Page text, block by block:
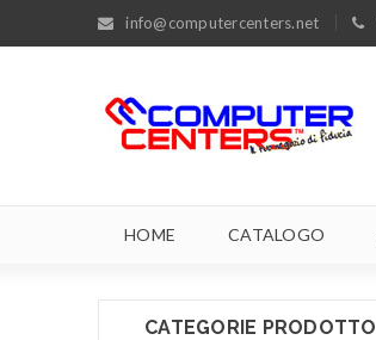
info@computercenters.net
HOME CATALOGO
CATEGORIE PRODOTTO